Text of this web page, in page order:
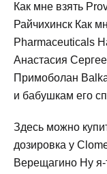
Как мне взять
Райчихинск Как
Pharmaceuticals
Анастасия
Примоболан
и бабушкам его
Здесь можно
дозировка у
Верещагино Ну я-